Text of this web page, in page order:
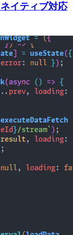
イティブ対応